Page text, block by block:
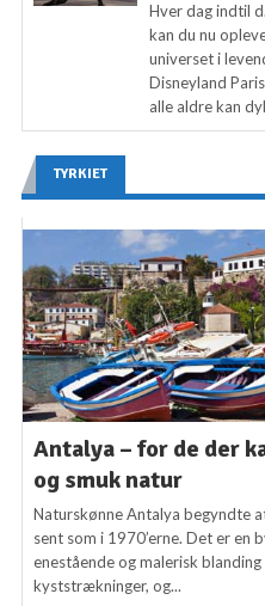
Hver dag indtil
kan du nu
universet i
Disneyland
alle aldre kan
TYRKIET
Antalya – for de der
og smuk natur
Naturskønne Antalya begyndte
sent som i 1970’erne. Det er en
enestående og malerisk
kyststrækninger, og...